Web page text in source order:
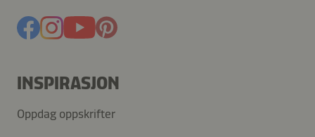
INSPIRASJON
Oppdag oppskrifter